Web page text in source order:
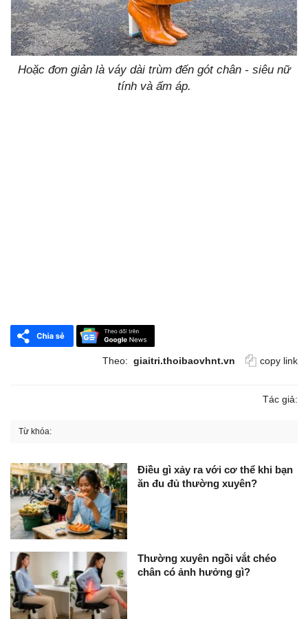
Hoặc đơn giản là váy dài trùm đến gót chân - siêu nữ
tính và ấm áp.
Theo: giaitri.thoibaovhnt.vn copy link
Tác giả:
Từ khóa:
Điều gì xảy ra với cơ thể khi bạn
ăn đu đủ thường xuyên?
Thường xuyên ngồi vắt chéo
chân có ảnh hưởng gì?